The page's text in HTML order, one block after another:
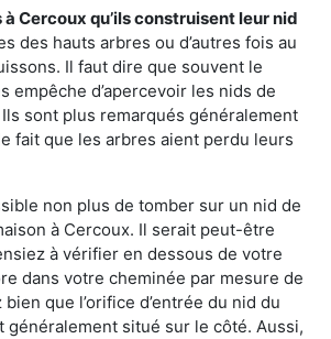
à Cercoux qu’ils construisent leur nid
des hauts arbres ou d’autres fois au
Il faut dire que souvent le
empêche d’apercevoir les nids de
sont plus remarqués généralement
fait que les arbres aient perdu leurs
non plus de tomber sur un nid de
à Cercoux. Il serait peut-être
à vérifier en dessous de votre
dans votre cheminée par mesure de
que l’orifice d’entrée du nid du
généralement situé sur le côté. Aussi,